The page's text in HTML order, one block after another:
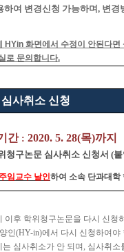
여 변경신청 가능하며 , 변경
HYin 화면에서 수정이 안된다면
로 문의합니다.
사취소 신청
간 : 2020. 5. 28(목)까지
청구논문 심사취소 신청서 (붙
임교수 날인하여 소속 단과대학
이후 학위청구논문을 다시 신청
인(HY-in)에서 다시 신청하여야
심사취소가 안 되며, 심사취소